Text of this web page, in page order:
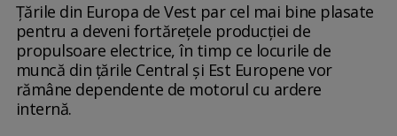
Ţările din Europa de Vest par cel mai bine plasate
pentru a deveni fortăreţele producţiei de
propulsoare electrice, în timp ce locurile de
muncă din ţările Central şi Est Europene vor
rămâne dependente de motorul cu ardere
internă.